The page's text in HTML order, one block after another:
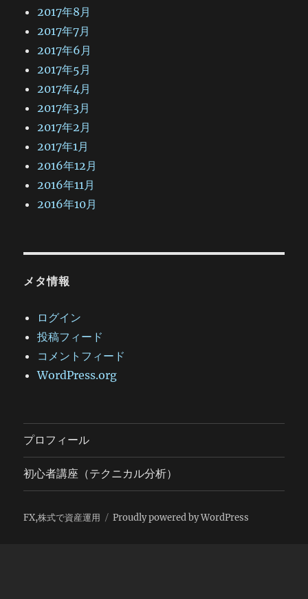
2017年8月
2017年7月
2017年6月
2017年5月
2017年4月
2017年3月
2017年2月
2017年1月
2016年12月
2016年11月
2016年10月
メタ情報
ログイン
投稿フィード
コメントフィード
WordPress.org
プロフィール
初心者講座（テクニカル分析）
FX,株式で資産運用 Proudly powered by WordPress